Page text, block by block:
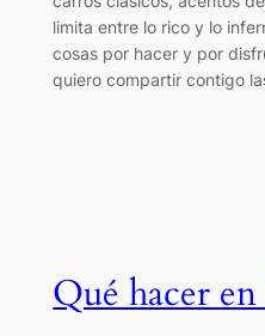
limita entre lo rico y lo
cosas por hacer y por
quiero compartir contigo
Qué hacer